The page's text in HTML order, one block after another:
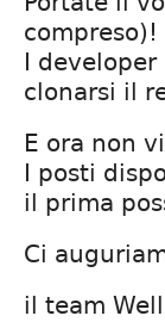
compreso)!
I
clonarsi il
E ora non
I posti
il prima
Ci
il team